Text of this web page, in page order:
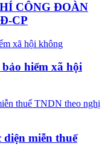
CÔNG ĐOÀN
CP
hiểm xã hội
miễn thuế